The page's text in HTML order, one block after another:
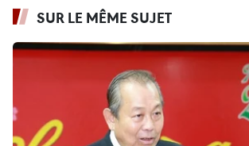
SUR LE MÊME SUJET